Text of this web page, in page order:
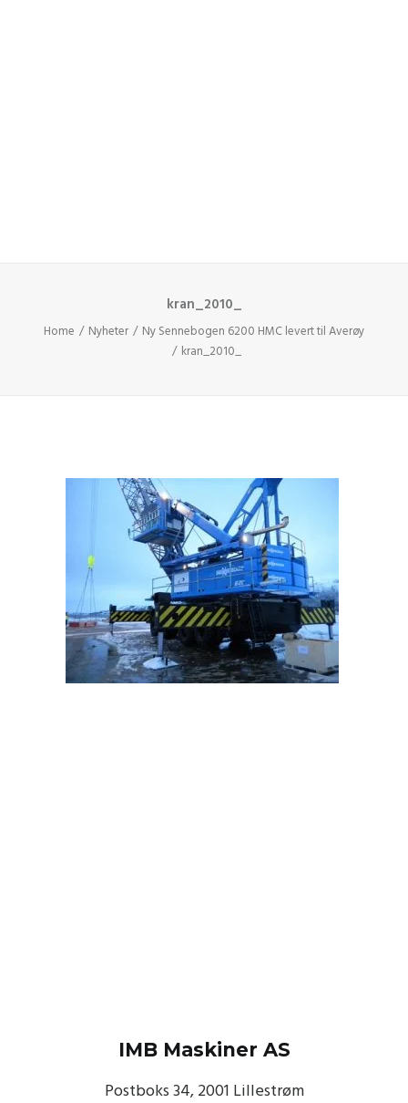
kran_2010_
Home Nyheter
Ny Sennebogen 6200 HMC levert til Averøy
kran_2010_
IMB Maskiner AS
Postboks 34, 2001 Lillestrøm